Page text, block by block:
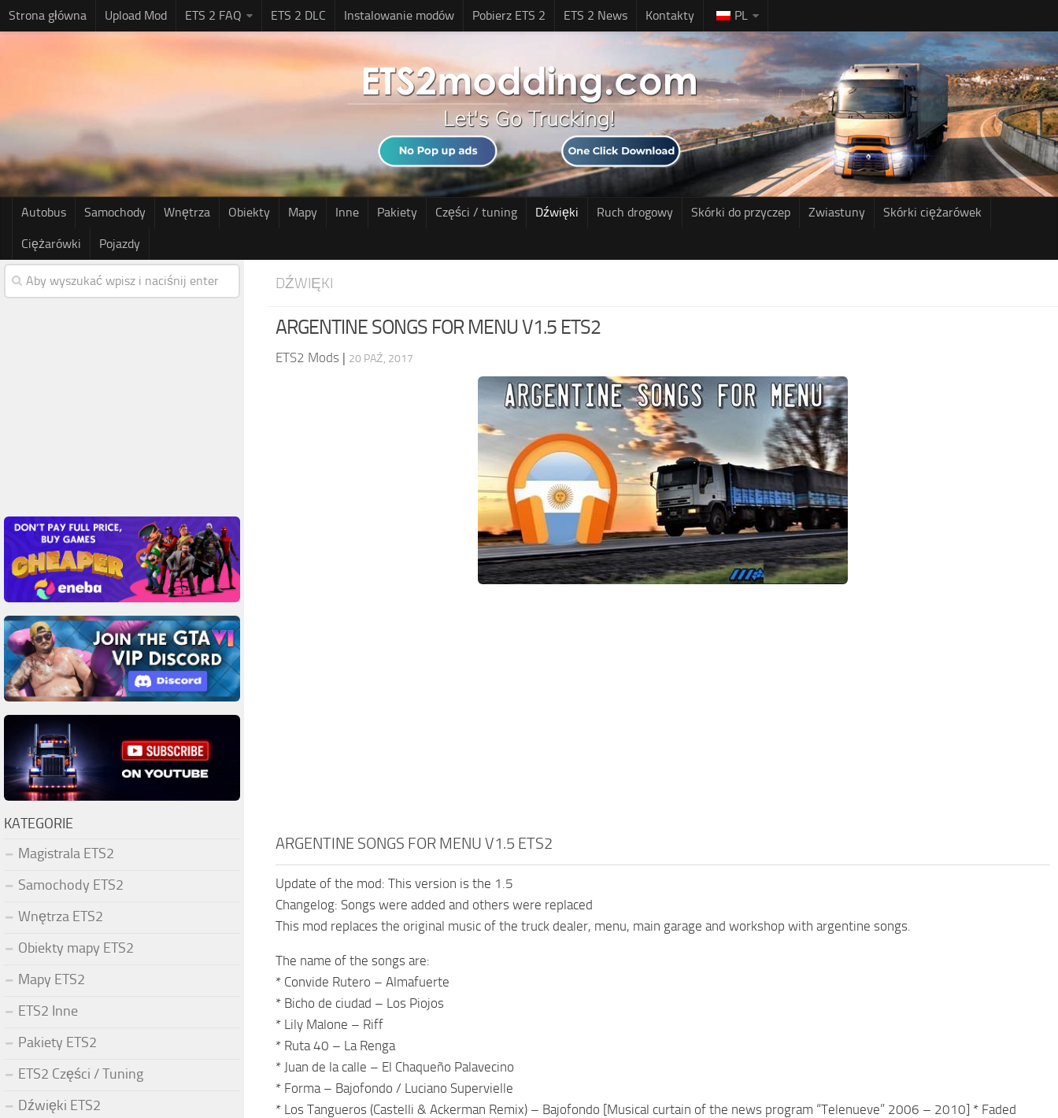
Strona główna Upload Mod ETS 2 FAQ ETS 2 DLC Instalowanie modów Pobierz ETS 2 ETS 2 News Kontakty PL
Autobus Samochody Wnętrza Obiekty Mapy Inne Pakiety Części / tuning Dźwięki Ruch drogowy Skórki do przyczep Zwiastuny Skórki ciężarówek
Ciężarówki Pojazdy
DŹWIĘKI
ARGENTINE SONGS FOR MENU V1.5 ETS2
ETS2 Mods | 20 PAŹ, 2017
ARGENTINE SONGS FOR MENU V1.5 ETS2
Update of the mod: This version is the 1.5
Changelog: Songs were added and others were replaced
This mod replaces the original music of the truck dealer, menu, main garage and workshop with argentine songs.
The name of the songs are:
* Convide Rutero – Almafuerte
* Bicho de ciudad – Los Piojos
* Lily Malone – Riff
* Ruta 40 – La Renga
* Juan de la calle – El Chaqueño Palavecino
* Forma – Bajofondo / Luciano Supervielle
* Los Tangueros (Castelli & Ackerman Remix) – Bajofondo [Musical curtain of the news program “Telenueve” 2006 – 2010] * Faded
KATEGORIE
Magistrala ETS2
Samochody ETS2
Wnętrza ETS2
Obiekty mapy ETS2
Mapy ETS2
ETS2 Inne
Pakiety ETS2
ETS2 Części / Tuning
Dźwięki ETS2